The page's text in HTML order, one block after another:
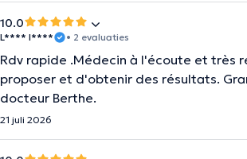
10.0
L**** I**** • 2 evaluaties
Rdv rapide .Médecin à l'écoute et très
proposer et d'obtenir des résultats.
docteur Berthe.
21 juli 2026